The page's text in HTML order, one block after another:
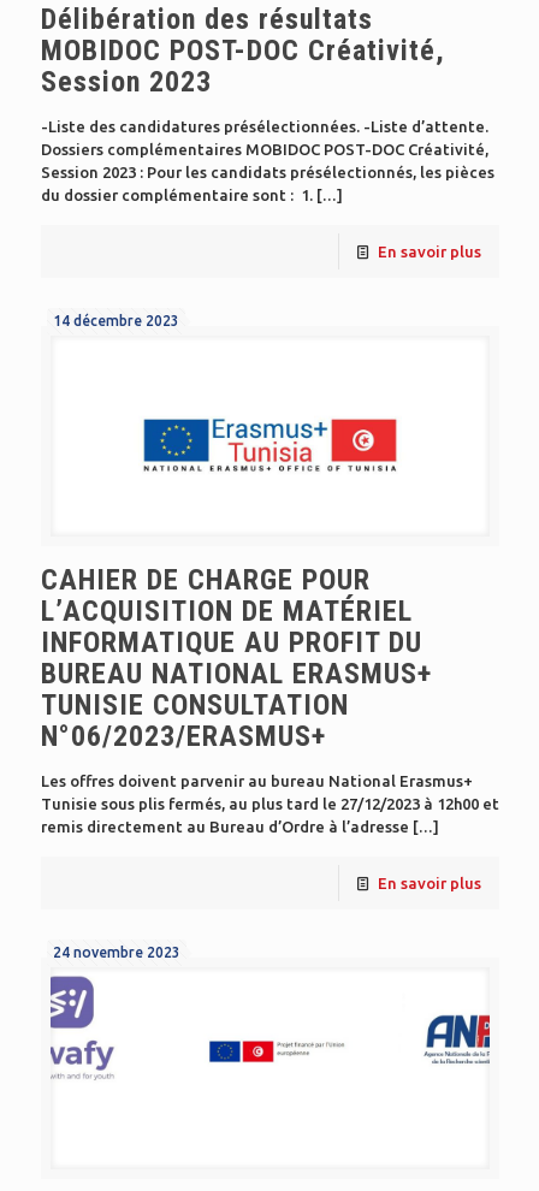
Délibération des résultats
MOBIDOC POST-DOC Créativité,
Session 2023
-Liste des candidatures présélectionnées. -Liste d’attente.
Dossiers complémentaires MOBIDOC POST-DOC Créativité,
Session 2023 : Pour les candidats présélectionnés, les pièces
du dossier complémentaire sont : 1. […]
En savoir plus
14 décembre 2023
CAHIER DE CHARGE POUR
L’ACQUISITION DE MATÉRIEL
INFORMATIQUE AU PROFIT DU
BUREAU NATIONAL ERASMUS+
TUNISIE CONSULTATION
N°06/2023/ERASMUS+
Les offres doivent parvenir au bureau National Erasmus+
Tunisie sous plis fermés, au plus tard le 27/12/2023 à 12h00 et
remis directement au Bureau d’Ordre à l’adresse […]
En savoir plus
24 novembre 2023